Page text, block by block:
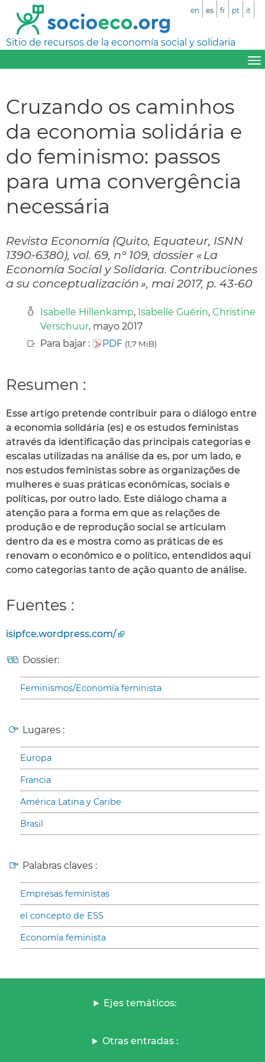
Sitio de recursos de la economía social y solidaria
en es fr pt it
Cruzando os caminhos
da economia solidária e
do feminismo: passos
para uma convergência
necessária
Revista Economía (Quito, Equateur, ISNN
1390-6380), vol. 69, n° 109, dossier « La
Economía Social y Solidaria. Contribuciones
a su conceptualización », mai 2017, p. 43-60
Isabelle Hillenkamp, Isabelle Guérin, Christine
Verschuur, mayo 2017
Para bajar :
PDF (1,7 MiB)
Resumen :
Esse artigo pretende contribuir para o diálogo entre
a economia solidária (es) e os estudos feministas
através da identificação das principais categorias e
escalas utilizadas na análise da es, por um lado, e
nos estudos feministas sobre as organizações de
mulheres e suas práticas econômicas, sociais e
políticas, por outro lado. Este diálogo chama a
atenção para a forma em que as relações de
produção e de reprodução social se articulam
dentro da es e mostra como as práticas de es
renovam o econômico e o político, entendidos aqui
como categorias tanto de ação quanto de análise.
Fuentes :
isipfce.wordpress.com/
Dossier:
Feminismos/Economía feminista
Lugares :
Europa
Francia
América Latina y Caribe
Brasil
Palabras claves :
Empresas feministas
el concepto de ESS
Economía feminista
Ejes temáticos:
Otras entradas :